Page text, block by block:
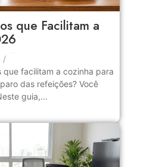
que Facilitam a
/
que facilitam a cozinha para
das refeições? Você
guia,...